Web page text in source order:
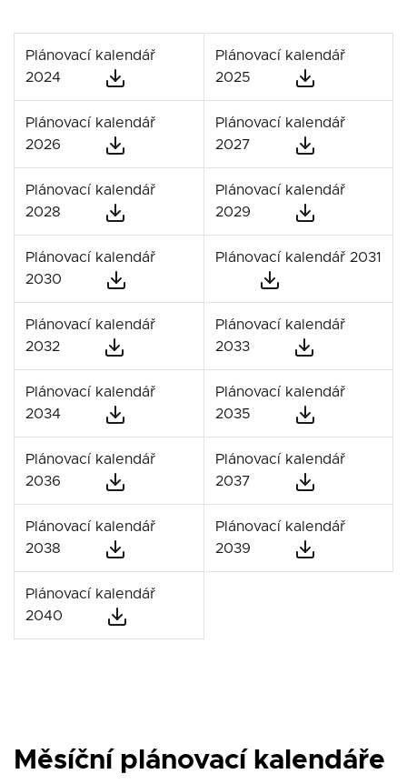
Plánovací kalendář
2024
Plánovací kalendář
2025
Plánovací kalendář
2026
Plánovací kalendář
2027
Plánovací kalendář
2028
Plánovací kalendář
2029
Plánovací kalendář
2030
Plánovací kalendář 2031
Plánovací kalendář
2032
Plánovací kalendář
2033
Plánovací kalendář
2034
Plánovací kalendář
2035
Plánovací kalendář
2036
Plánovací kalendář
2037
Plánovací kalendář
2038
Plánovací kalendář
2039
Plánovací kalendář
2040
Měsíční plánovací kalendáře